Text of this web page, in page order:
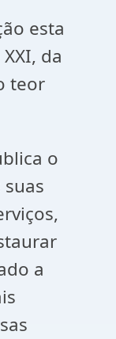
esta
da
teor
o
a